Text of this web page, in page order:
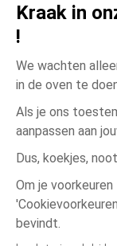
Kraak in
!
We wachten
in de oven te
Als je ons
aanpassen aan
Dus, koekjes,
Om je
bevindt.
Wit Wit